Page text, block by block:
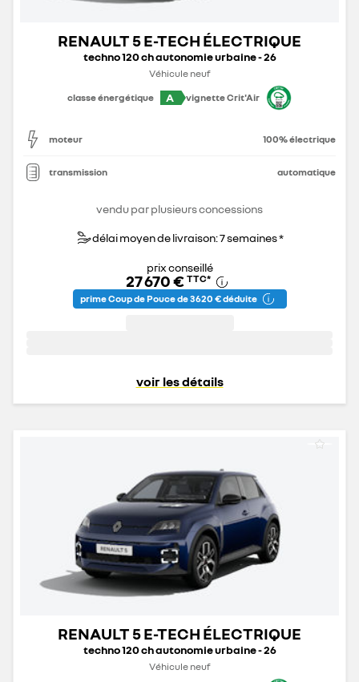
RENAULT 5 E-TECH ÉLECTRIQUE
techno 120 ch autonomie urbaine - 26
Véhicule neuf
classe énergétique
A vignette Crit'Air
moteur 100% électrique
transmission automatique
vendu par plusieurs concessions
délai moyen de livraison: 7 semaines *
prix conseillé
27 670 € TTC*
prime Coup de Pouce de 3 620 € déduite
voir les détails
RENAULT 5 E-TECH ÉLECTRIQUE
techno 120 ch autonomie urbaine - 26
Véhicule neuf